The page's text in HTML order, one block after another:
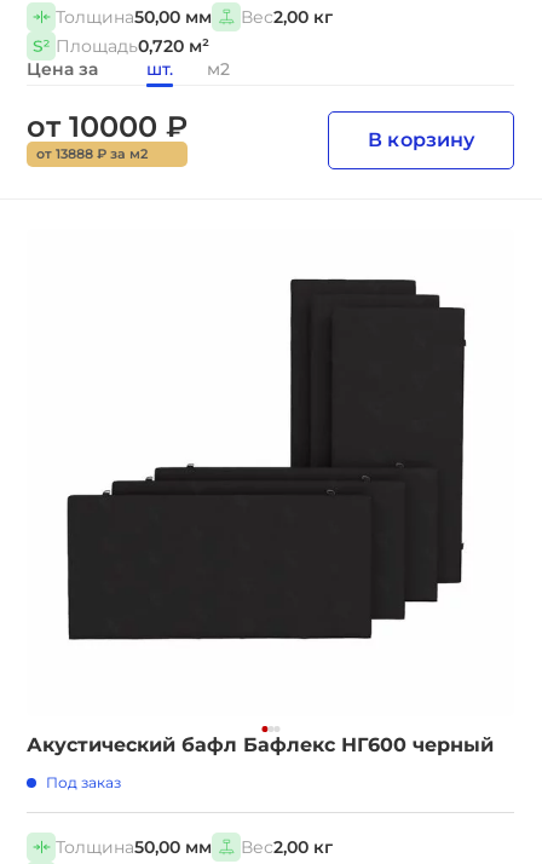
Толщина50,00 мм Вес2,00 кг
Площадь0,720 м²
Цена за
шт. м2
от 10000 ₽
от 13888 ₽ за м2
В корзину
Акустический бафл Бафлекс НГ600 черный
Под заказ
Толщина50,00 мм Вес2,00 кг